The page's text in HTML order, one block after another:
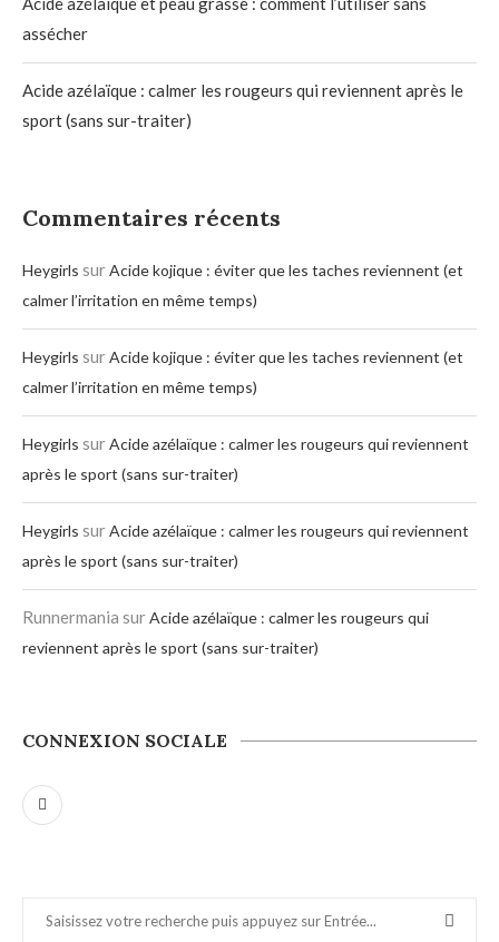
assécher
Acide azélaïque : calmer les rougeurs qui reviennent après le
sport (sans sur-traiter)
Commentaires récents
Heygirls surAcide kojique : éviter que les taches reviennent (et
calmer l’irritation en même temps)
Heygirls surAcide kojique : éviter que les taches reviennent (et
calmer l’irritation en même temps)
Heygirls surAcide azélaïque : calmer les rougeurs qui reviennent
après le sport (sans sur-traiter)
Heygirls surAcide azélaïque : calmer les rougeurs qui reviennent
après le sport (sans sur-traiter)
Runnermania surAcide azélaïque : calmer les rougeurs qui
reviennent après le sport (sans sur-traiter)
CONNEXION SOCIALE